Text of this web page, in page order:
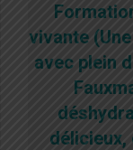
vivante
avec plein
délicieux,